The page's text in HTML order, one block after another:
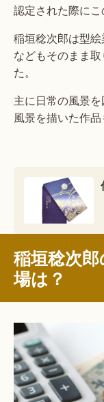
認定された際にこ
稲垣稔次郎は型
などもそのまま
た。
主に日常の風景
風景を描いた作品
稲垣稔次
場は？